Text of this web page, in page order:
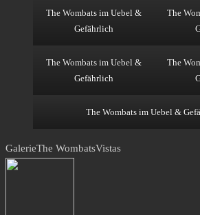
The Wombats im Uebel &
Gefährlich
The
The Wombats im Uebel &
Gefährlich
The
The Wombats im Uebel &
GalerieThe WombatsVistas